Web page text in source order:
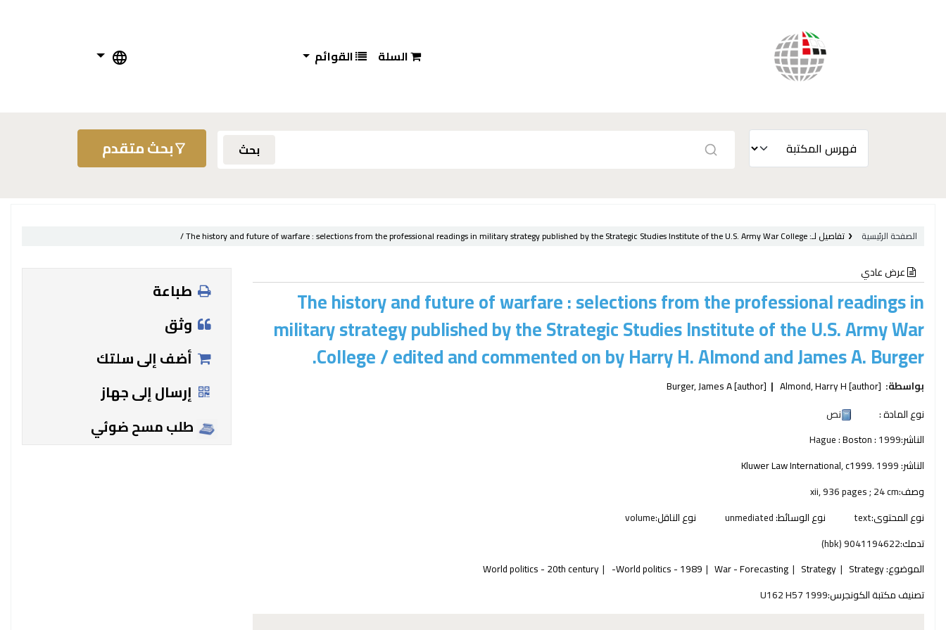
السلة القوائم
بحث بحث متقدم
الصفحة الرئيسية تفاصيل لـ: The history and future of warfare :selections from the professional readings in military strategy published by the Strategic Studies Institute of the U.S. Army War College /
عرض عادي
The history and future of warfare : selections from the professional readings in
military strategy published by the Strategic Studies Institute of the U.S. Army War
College /edited and commented on by Harry H. Almond and James A. Burger.
بواسطة: Almond, Harry H[author]
Burger, James A[author]
نوع المادة :
نص
الناشر:
Hague :Boston :1999
الناشر:
Kluwer Law International, c1999.1999
وصف:xii, 936 pages ; 24 cm
نوع المحتوى:text نوع الوسائط:unmediated نوع الناقل:volume
تدمك:9041194622 (hbk)
الموضوع:Strategy
Strategy
War - Forecasting
World politics - 1989-
World politics - 20th century
تصنيف مكتبة الكونجرس:U162 H57 1999
طباعة
وثق
أضف إلى سلتك
إرسال إلى جهاز
طلب مسح ضوئي